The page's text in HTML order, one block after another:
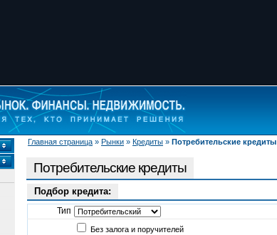
Главная страница » Рынки » Кредиты » Потребительские кредиты
Потребительские кредиты
Подбор кредита:
Тип
Без залога и поручителей